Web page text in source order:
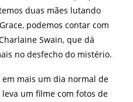
duas mães lutando
podemos contar com
Swain, que dá
no desfecho do mistério.
em mais um dia normal de
um filme com fotos de